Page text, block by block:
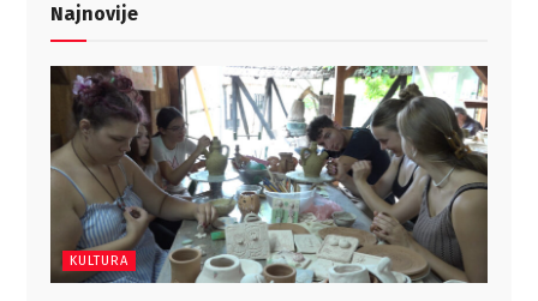
Najnovije
KULTURA